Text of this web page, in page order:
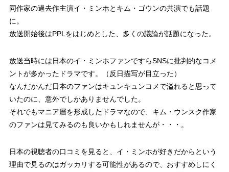
同作家の過去作主演イ・ミンホとキム・ゴウンの共演でも話題
に。
放送開始後はPPLをはじめとした、多くの議論が話題になった。
放送当時には日本のイ・ミンホファンですらSNSに批判的なコメ
ントが多かったドラマです。（反日描写が目立った）
なんだかんだ日本のファンはキュンキュンコメで溢れると思って
いたのに、意外でしかありませんでした。
それでもマニア層を形成したドラマなので、キム・ウンスク作家
のファンは見てみるのも良いかもしれませんが・・・。
日本の視聴者の口コミを見ると、イ・ミンホが好きだからという
理由で見るのはガッカリする可能性があるので、おすすめしにく